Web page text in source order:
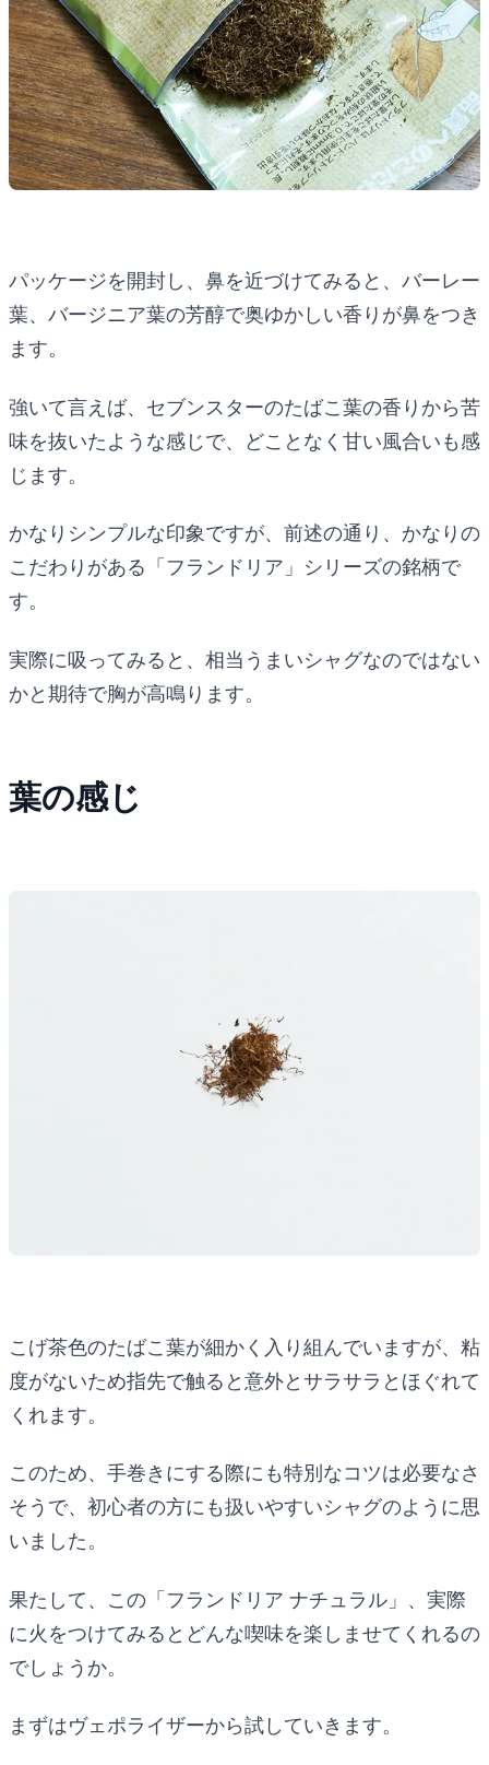
パッケージを開封し、鼻を近づけてみると、バーレー
葉、バージニア葉の芳醇で奥ゆかしい香りが鼻をつき
ます。
強いて言えば、セブンスターのたばこ葉の香りから苦
味を抜いたような感じで、どことなく甘い風合いも感
じます。
かなりシンプルな印象ですが、前述の通り、かなりの
こだわりがある「フランドリア」シリーズの銘柄で
す。
実際に吸ってみると、相当うまいシャグなのではない
かと期待で胸が高鳴ります。
葉の感じ
こげ茶色のたばこ葉が細かく入り組んでいますが、粘
度がないため指先で触ると意外とサラサラとほぐれて
くれます。
このため、手巻きにする際にも特別なコツは必要なさ
そうで、初心者の方にも扱いやすいシャグのように思
いました。
果たして、この「フランドリア ナチュラル」、実際
に火をつけてみるとどんな喫味を楽しませてくれるの
でしょうか。
まずはヴェポライザーから試していきます。